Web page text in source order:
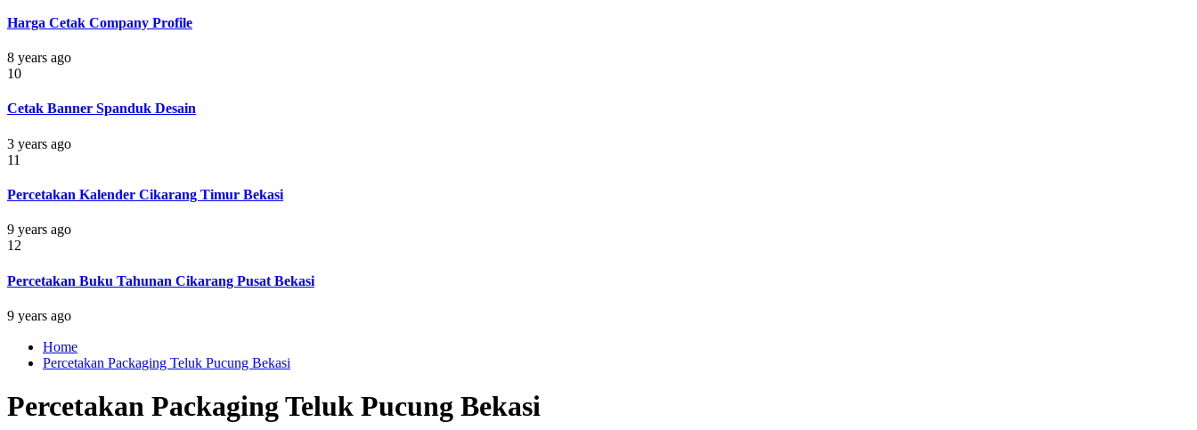
Harga Cetak Company Profile
8 years ago
10
Cetak Banner Spanduk Desain
3 years ago
11
Percetakan Kalender Cikarang Timur Bekasi
9 years ago
12
Percetakan Buku Tahunan Cikarang Pusat Bekasi
9 years ago
Home
Percetakan Packaging Teluk Pucung Bekasi
Percetakan Packaging Teluk Pucung Bekasi